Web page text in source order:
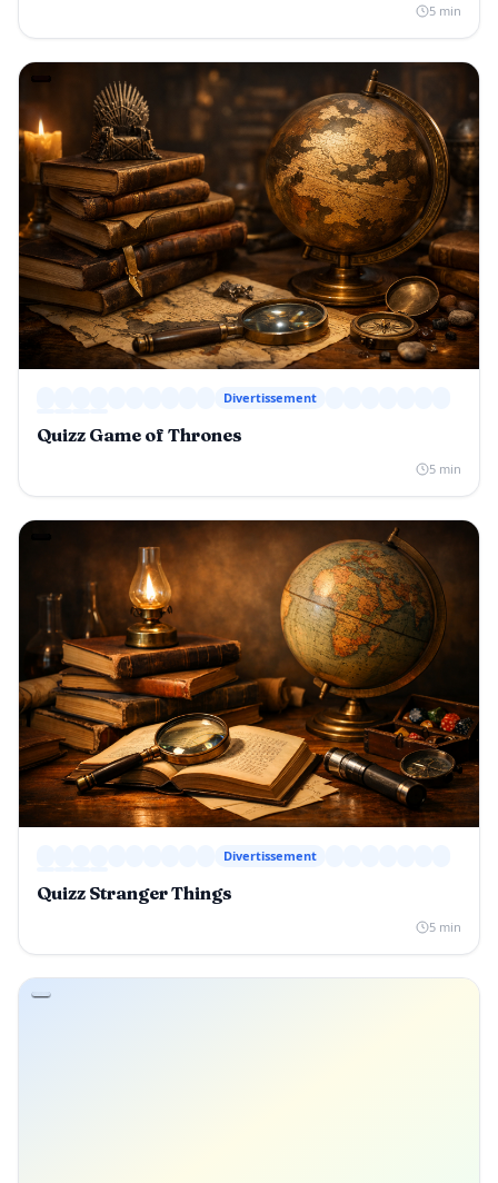
5 min
Divertissement
Quizz Game of Thrones
5 min
Divertissement
Quizz Stranger Things
5 min